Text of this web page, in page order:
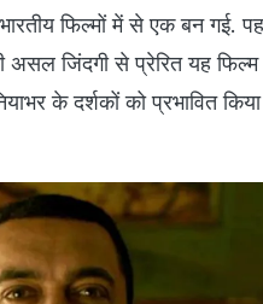
फिल्मों में से एक बन गई.
असल जिंदगी से प्रेरित यह
के दर्शकों को प्रभावित